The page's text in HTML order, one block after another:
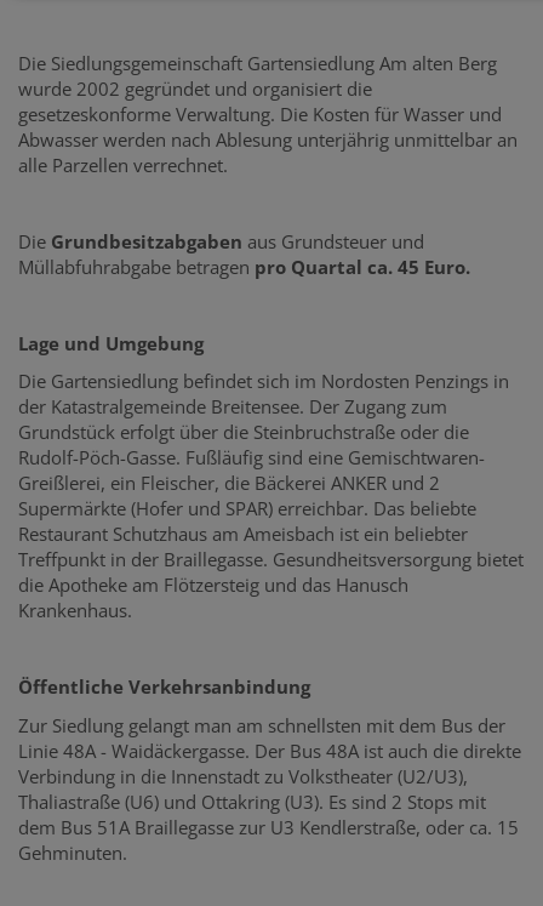
Die Siedlungsgemeinschaft Gartensiedlung Am alten Berg
wurde 2002 gegründet und organisiert die
gesetzeskonforme Verwaltung. Die Kosten für Wasser und
Abwasser werden nach Ablesung unterjährig unmittelbar an
alle Parzellen verrechnet.
Die Grundbesitzabgaben aus Grundsteuer und
Müllabfuhrabgabe betragen pro Quartal ca. 45 Euro.
Lage und Umgebung
Die Gartensiedlung befindet sich im Nordosten Penzings in
der Katastralgemeinde Breitensee. Der Zugang zum
Grundstück erfolgt über die Steinbruchstraße oder die
Rudolf-Pöch-Gasse. Fußläufig sind eine Gemischtwaren-
Greißlerei, ein Fleischer, die Bäckerei ANKER und 2
Supermärkte (Hofer und SPAR) erreichbar. Das beliebte
Restaurant Schutzhaus am Ameisbach ist ein beliebter
Treffpunkt in der Braillegasse. Gesundheitsversorgung bietet
die Apotheke am Flötzersteig und das Hanusch
Krankenhaus.
Öffentliche Verkehrsanbindung
Zur Siedlung gelangt man am schnellsten mit dem Bus der
Linie 48A - Waidäckergasse. Der Bus 48A ist auch die direkte
Verbindung in die Innenstadt zu Volkstheater (U2/U3),
Thaliastraße (U6) und Ottakring (U3). Es sind 2 Stops mit
dem Bus 51A Braillegasse zur U3 Kendlerstraße, oder ca. 15
Gehminuten.